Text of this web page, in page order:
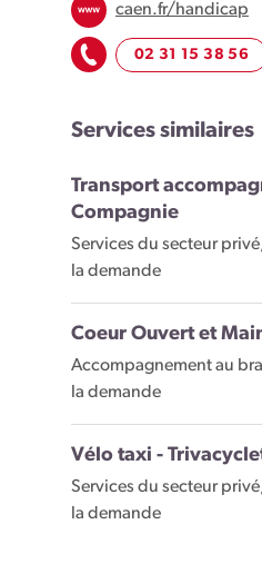
caen.fr/handicap
02 31 15 38 56
Services similaires
Transport
Compagnie
Services du secteur
la demande
Coeur Ouvert et
Accompagnement au
la demande
Vélo taxi -
Services du secteur
la demande